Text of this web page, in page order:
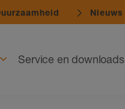
Nieuws
Service en downloads